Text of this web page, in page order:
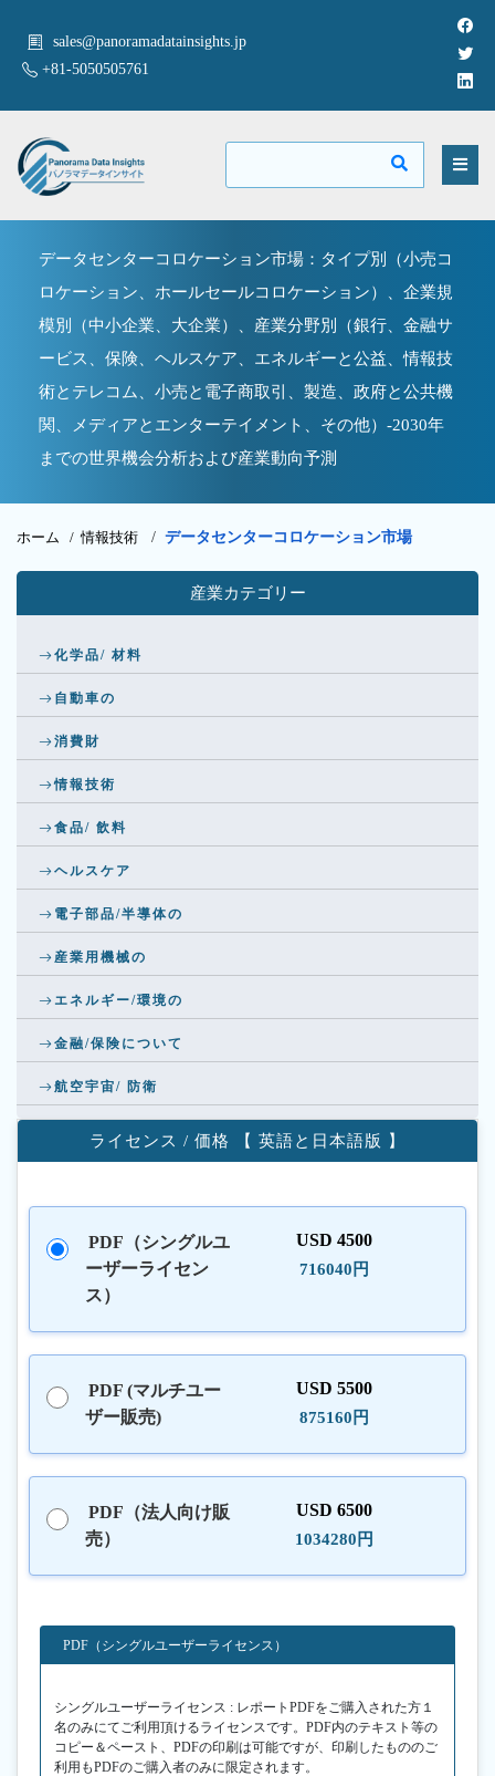
sales@panoramadatainsights.jp
+81-5050505761
データセンターコロケーション市場：タイプ別（小売コ
ロケーション、ホールセールコロケーション）、企業規
模別（中小企業、大企業）、産業分野別（銀行、金融サ
ービス、保険、ヘルスケア、エネルギーと公益、情報技
術とテレコム、小売と電子商取引、製造、政府と公共機
関、メディアとエンターテイメント、その他）-2030年
までの世界機会分析および産業動向予測
ホーム /情報技術 / データセンターコロケーション市場
産業カテゴリー
化学品/ 材料
自動車の
消費財
情報技術
食品/ 飲料
ヘルスケア
電子部品/半導体の
産業用機械の
エネルギー/環境の
金融/保険について
航空宇宙/ 防衛
ライセンス / 価格 【 英語と日本語版 】
PDF（シングルユ
ーザーライセン
ス）
USD 4500
716040円
PDF (マルチユー
ザー販売)
USD 5500
875160円
PDF（法人向け販
売）
USD 6500
1034280円
PDF（シングルユーザーライセンス）
シングルユーザーライセンス : レポートPDFをご購入された方１
名のみにてご利用頂けるライセンスです。PDF内のテキスト等の
コピー＆ペースト、PDFの印刷は可能ですが、印刷したもののご
利用もPDFのご購入者のみに限定されます。